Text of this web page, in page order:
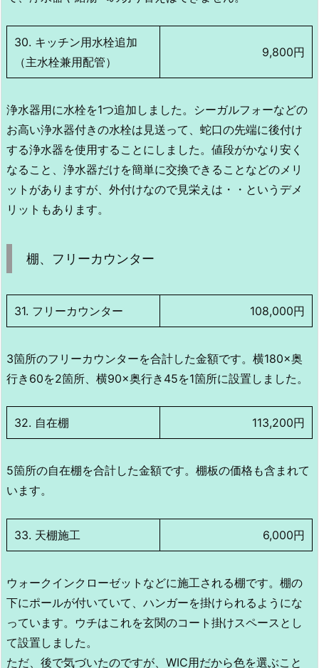
30. キッチン用水栓追加
（主水栓兼用配管）
9,800円
浄水器用に水栓を1つ追加しました。シーガルフォーなどの
お高い浄水器付きの水栓は見送って、蛇口の先端に後付け
する浄水器を使用することにしました。値段がかなり安く
なること、浄水器だけを簡単に交換できることなどのメリ
ットがありますが、外付けなので見栄えは・・というデメ
リットもあります。
棚、フリーカウンター
31. フリーカウンター 108,000円
3箇所のフリーカウンターを合計した金額です。横180×奥
行き60を2箇所、横90×奥行き45を1箇所に設置しました。
32. 自在棚 113,200円
5箇所の自在棚を合計した金額です。棚板の価格も含まれて
います。
33. 天棚施工 6,000円
ウォークインクローゼットなどに施工される棚です。棚の
下にポールが付いていて、ハンガーを掛けられるようにな
っています。ウチはこれを玄関のコート掛けスペースとし
て設置しました。
ただ、後で気づいたのですが、WIC用だから色を選ぶこと